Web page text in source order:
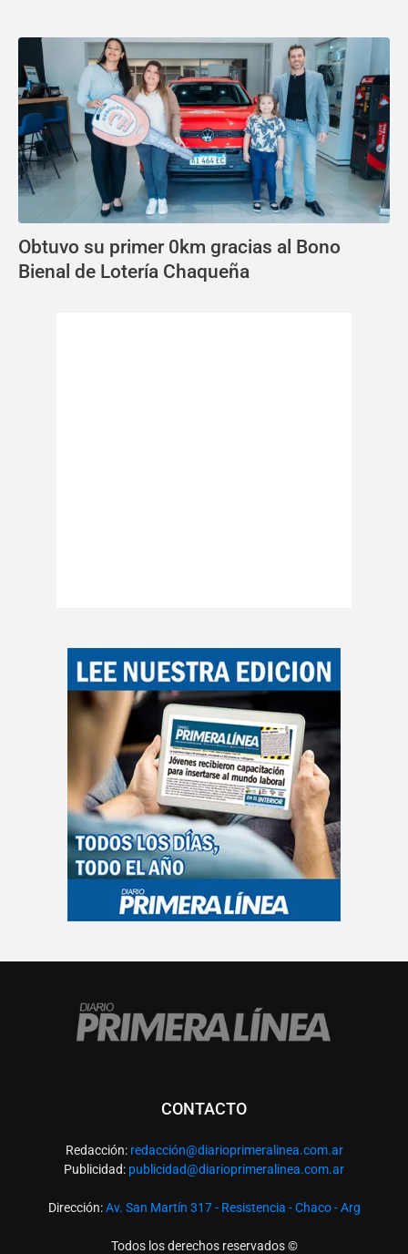
Obtuvo su primer 0km gracias al Bono
Bienal de Lotería Chaqueña
CONTACTO
Redacción: redacción@diarioprimeralinea.com.ar
Publicidad: publicidad@diarioprimeralinea.com.ar
Dirección:Av. San Martín 317 - Resistencia - Chaco - Arg
Todos los derechos reservados ©